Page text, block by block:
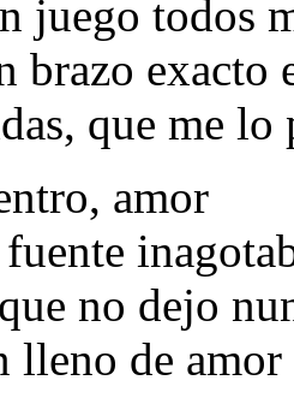
juego todos
brazo exacto
que me lo
amor
no dejo
lleno de